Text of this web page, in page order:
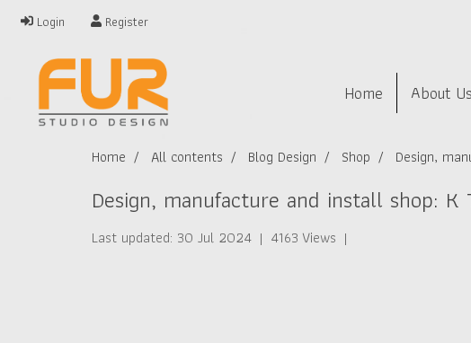
Login Register
Home About Us
Home All contents Blog Design Shop Design,
Design, manufacture and install shop: K
Last updated: 30 Jul 2024 | 4163 Views |